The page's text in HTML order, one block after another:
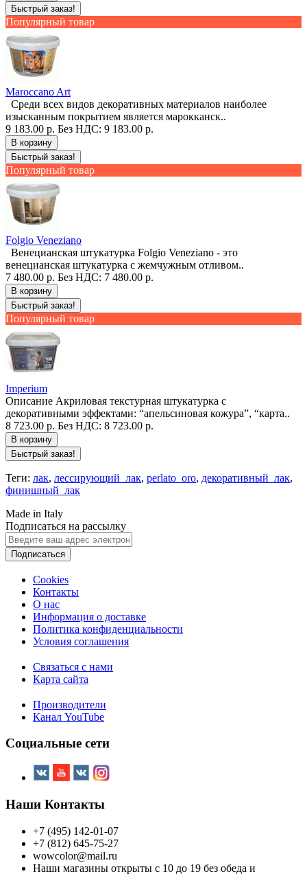
Быстрый заказ!
Популярный товар
Maroccano Art
Среди всех видов декоративных материалов наиболее
изысканным покрытием является марокканск..
9 183.00 р. Без НДС: 9 183.00 р.
В корзину
Быстрый заказ!
Популярный товар
Folgio Veneziano
Венецианская штукатурка Folgio Veneziano - это
венецианская штукатурка с жемчужным отливом..
7 480.00 р. Без НДС: 7 480.00 р.
В корзину
Быстрый заказ!
Популярный товар
Imperium
Описание Акриловая текстурная штукатурка с
декоративными эффектами: “апельсиновая кожура”, “карта..
8 723.00 р. Без НДС: 8 723.00 р.
В корзину
Быстрый заказ!
Теги: лак, лессирующий_лак, perlato_oro, декоративный_лак,
финишный_лак
Made in Italy
Подписаться на рассылку
Подписаться
Cookies
Контакты
О нас
Информация о доставке
Политика конфиденциальности
Условия соглашения
Связаться с нами
Карта сайта
Производители
Канал YouTube
Социальные сети
Наши Контакты
+7 (495) 142-01-07
+7 (812) 645-75-27
wowcolor@mail.ru
Наши магазины открыты с 10 до 19 без обеда и